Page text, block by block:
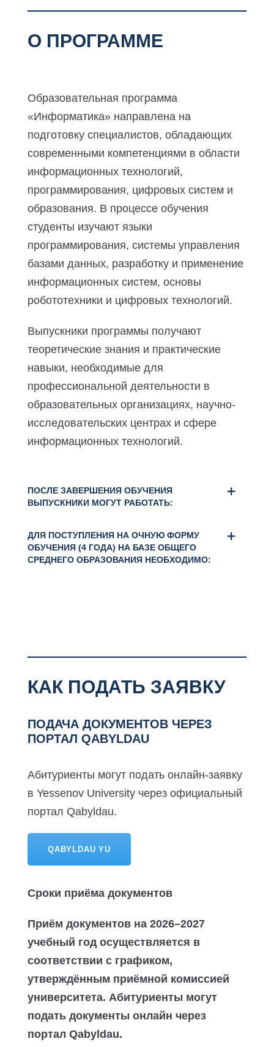
О ПРОГРАММЕ
Образовательная программа
«Информатика» направлена на
подготовку специалистов, обладающих
современными компетенциями в области
информационных технологий,
программирования, цифровых систем и
образования. В процессе обучения
студенты изучают языки
программирования, системы управления
базами данных, разработку и применение
информационных систем, основы
робототехники и цифровых технологий.
Выпускники программы получают
теоретические знания и практические
навыки, необходимые для
профессиональной деятельности в
образовательных организациях, научно-
исследовательских центрах и сфере
информационных технологий.
ПОСЛЕ ЗАВЕРШЕНИЯ ОБУЧЕНИЯ
ВЫПУСКНИКИ МОГУТ РАБОТАТЬ:
ДЛЯ ПОСТУПЛЕНИЯ НА ОЧНУЮ ФОРМУ
ОБУЧЕНИЯ (4 ГОДА) НА БАЗЕ ОБЩЕГО
СРЕДНЕГО ОБРАЗОВАНИЯ НЕОБХОДИМО:
КАК ПОДАТЬ ЗАЯВКУ
ПОДАЧА ДОКУМЕНТОВ ЧЕРЕЗ
ПОРТАЛ QABYLDAU
Абитуриенты могут подать онлайн-заявку
в Yessenov University через официальный
портал Qabyldau.
QABYLDAU YU
Сроки приёма документов
Приём документов на 2026–2027
учебный год осуществляется в
соответствии с графиком,
утверждённым приёмной комиссией
университета. Абитуриенты могут
подать документы онлайн через
портал Qabyldau.